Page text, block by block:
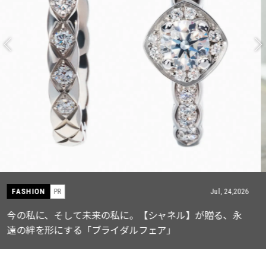
FASHION PR Jul, 15,2026
【ICB】人気インフルエンサーと共同制作! 週5で着たく
なる「名品ブラウス」２選